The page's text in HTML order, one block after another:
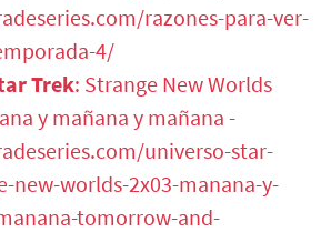
razones-para-ver-
4/
Trek: Strange New Worlds
y mañana y mañana -
universo-star-
new-worlds-2x03-manana-y-
tomorrow-and-